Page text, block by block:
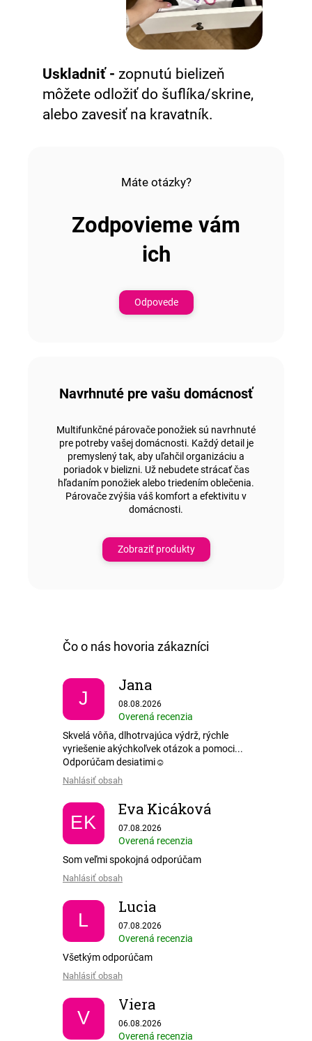
Uskladniť - zopnutú bielizeň
môžete odložiť do šuflíka/skrine,
alebo zavesiť na kravatník.
Máte otázky?
Zodpovieme vám
ich
Odpovede
Navrhnuté pre vašu domácnosť
Multifunkčné párovače ponožiek sú navrhnuté
pre potreby vašej domácnosti. Každý detail je
premyslený tak, aby uľahčil organizáciu a
poriadok v bielizni. Už nebudete strácať čas
hľadaním ponožiek alebo triedením oblečenia.
Párovače zvýšia váš komfort a efektivitu v
domácnosti.
Zobraziť produkty
J
Jana
Hodnotenie obchodu je 5 z 5 hviezdičiek.
08.08.2026
Overená recenzia
Skvelá vôňa, dlhotrvajúca výdrž, rýchle
vyriešenie akýchkoľvek otázok a pomoci...
Odporúčam desiatimi☺️
Nahlásiť obsah
EK
Eva Kicáková
Hodnotenie obchodu je 5 z 5 hviezdičiek.
07.08.2026
Overená recenzia
Som veľmi spokojná odporúčam
Nahlásiť obsah
L
Lucia
Hodnotenie obchodu je 5 z 5 hviezdičiek.
07.08.2026
Overená recenzia
Všetkým odporúčam
Nahlásiť obsah
V
Viera
Hodnotenie obchodu je 5 z 5 hviezdičiek.
06.08.2026
Overená recenzia